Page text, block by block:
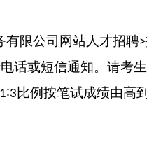
有限公司网站人才招聘>
话或短信通知。请考
1∶3 比例按笔试成绩由高